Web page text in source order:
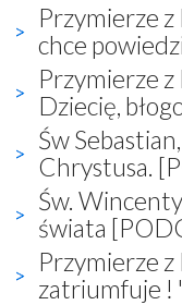
Przymierze z
chce
Przymierze
Dziecię,
Św
Chrystusa.
Św.
świata
Przymierze z
zatriumfuje !